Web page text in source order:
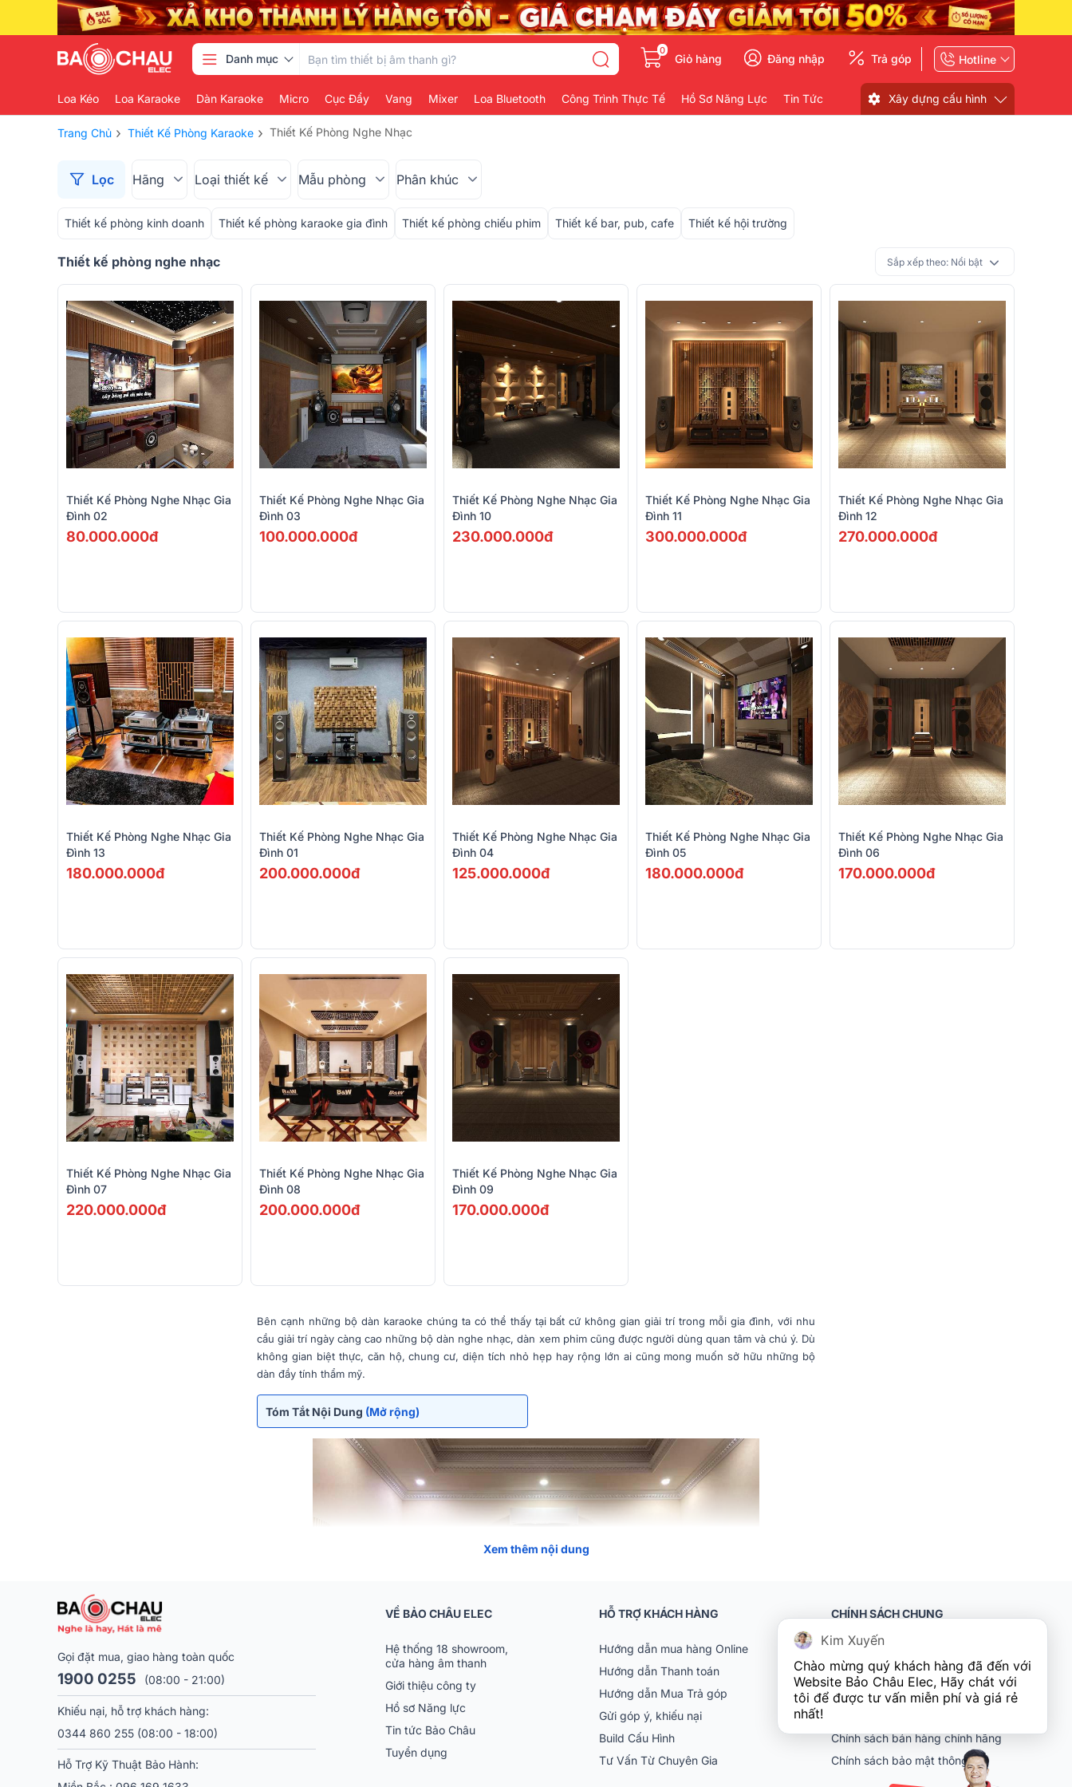
Danh mục
0
Giỏ hàng Đăng nhập Trả góp Hotline
Loa Kéo Loa Karaoke Dàn Karaoke Micro Cục Đẩy Vang Mixer Loa Bluetooth Công Trình Thực Tế Hồ Sơ Năng Lực Tin Tức Xây dựng cấu hình
Trang Chủ › Thiết Kế Phòng Karaoke › Thiết Kế Phòng Nghe Nhạc
Lọc Hãng Loại thiết kế Mẫu phòng Phân khúc
Thiết kế phòng kinh doanh Thiết kế phòng karaoke gia đình Thiết kế phòng chiếu phim Thiết kế bar, pub, cafe Thiết kế hội trường
Thiết kế phòng nghe nhạc Sắp xếp theo: Nổi bật
Thiết Kế Phòng Nghe Nhạc Gia
Đình 02
80.000.000đ
Thiết Kế Phòng Nghe Nhạc Gia
Đình 03
100.000.000đ
Thiết Kế Phòng Nghe Nhạc Gia
Đình 10
230.000.000đ
Thiết Kế Phòng Nghe Nhạc Gia
Đình 11
300.000.000đ
Thiết Kế Phòng Nghe Nhạc Gia
Đình 12
270.000.000đ
Thiết Kế Phòng Nghe Nhạc Gia
Đình 13
180.000.000đ
Thiết Kế Phòng Nghe Nhạc Gia
Đình 01
200.000.000đ
Thiết Kế Phòng Nghe Nhạc Gia
Đình 04
125.000.000đ
Thiết Kế Phòng Nghe Nhạc Gia
Đình 05
180.000.000đ
Thiết Kế Phòng Nghe Nhạc Gia
Đình 06
170.000.000đ
Thiết Kế Phòng Nghe Nhạc Gia
Đình 07
220.000.000đ
Thiết Kế Phòng Nghe Nhạc Gia
Đình 08
200.000.000đ
Thiết Kế Phòng Nghe Nhạc Gia
Đình 09
170.000.000đ
Bên cạnh những bộ dàn karaoke chúng ta có thể thấy tại bất cứ không gian giải trí trong mỗi gia đình, với nhu
cầu giải trí ngày càng cao những bộ dàn nghe nhạc, dàn xem phim cũng được người dùng quan tâm và chú ý. Dù
không gian biệt thực, căn hộ, chung cư, diện tích nhỏ hẹp hay rộng lớn ai cũng mong muốn sở hữu những bộ
dàn đầy tính thẩm mỹ.
Tóm Tắt Nội Dung (Mở rộng)
Xem thêm nội dung
Gọi đặt mua, giao hàng toàn quốc
1900 0255 (08:00 - 21:00)
Khiếu nại, hỗ trợ khách hàng:
0344 860 255 (08:00 - 18:00)
Hỗ Trợ Kỹ Thuật Bảo Hành:
VỀ BẢO CHÂU ELEC
Hệ thống 18 showroom,
cửa hàng âm thanh
Giới thiệu công ty
Hồ sơ Năng lực
Tin tức Bảo Châu
Tuyển dụng
HỖ TRỢ KHÁCH HÀNG
Hướng dẫn mua hàng Online
Hướng dẫn Thanh toán
Hướng dẫn Mua Trả góp
Gửi góp ý, khiếu nại
Build Cấu Hình
Tư Vấn Từ Chuyên Gia
CHÍNH SÁCH CHUNG
Khách hàng doanh nghiệp (B2B)
Chính sách bảo hành
Chính sách đổi trả
Chính sách bán hàng chính hãng
Chính sách bảo mật thông tin
Kim Xuyến
Chào mừng quý khách hàng đã đến với
Website Bảo Châu Elec, Hãy chát với
tôi để được tư vấn miễn phí và giá rẻ
nhất!